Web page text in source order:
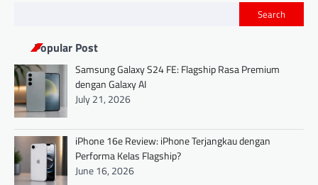
Search
Popular Post
Samsung Galaxy S24 FE: Flagship Rasa Premium
dengan Galaxy AI
July 21, 2026
iPhone 16e Review: iPhone Terjangkau dengan
Performa Kelas Flagship?
June 16, 2026